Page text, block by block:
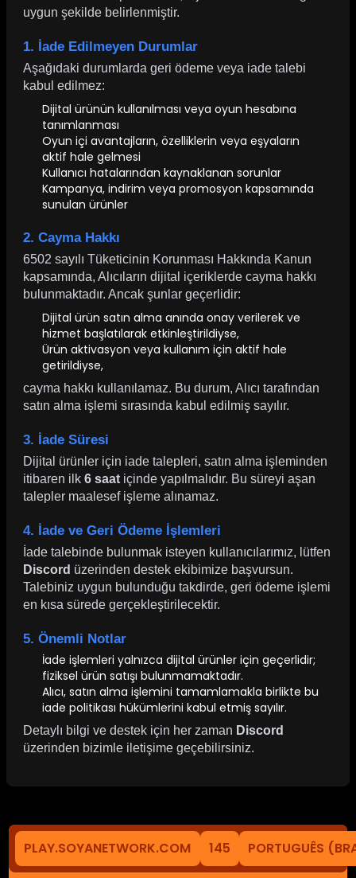
uygun şekilde belirlenmiştir.
1. İade Edilmeyen Durumlar
Aşağıdaki durumlarda geri ödeme veya iade talebi
kabul edilmez:
Dijital ürünün kullanılması veya oyun hesabına
tanımlanması
Oyun içi avantajların, özelliklerin veya eşyaların
aktif hale gelmesi
Kullanıcı hatalarından kaynaklanan sorunlar
Kampanya, indirim veya promosyon kapsamında
sunulan ürünler
2. Cayma Hakkı
6502 sayılı Tüketicinin Korunması Hakkında Kanun
kapsamında, Alıcıların dijital içeriklerde cayma hakkı
bulunmaktadır. Ancak şunlar geçerlidir:
Dijital ürün satın alma anında onay verilerek ve
hizmet başlatılarak etkinleştirildiyse,
Ürün aktivasyon veya kullanım için aktif hale
getirildiyse,
cayma hakkı kullanılamaz. Bu durum, Alıcı tarafından
satın alma işlemi sırasında kabul edilmiş sayılır.
3. İade Süresi
Dijital ürünler için iade talepleri, satın alma işleminden
itibaren ilk 6 saat içinde yapılmalıdır. Bu süreyi aşan
talepler maalesef işleme alınamaz.
4. İade ve Geri Ödeme İşlemleri
İade talebinde bulunmak isteyen kullanıcılarımız, lütfen
Discord üzerinden destek ekibimize başvursun.
Talebiniz uygun bulunduğu takdirde, geri ödeme işlemi
en kısa sürede gerçekleştirilecektir.
5. Önemli Notlar
İade işlemleri yalnızca dijital ürünler için geçerlidir;
fiziksel ürün satışı bulunmamaktadır.
Alıcı, satın alma işlemini tamamlamakla birlikte bu
iade politikası hükümlerini kabul etmiş sayılır.
Detaylı bilgi ve destek için her zaman Discord
üzerinden bizimle iletişime geçebilirsiniz.
PLAY.SOYANETWORK.COM 145 PORTUGUÊS